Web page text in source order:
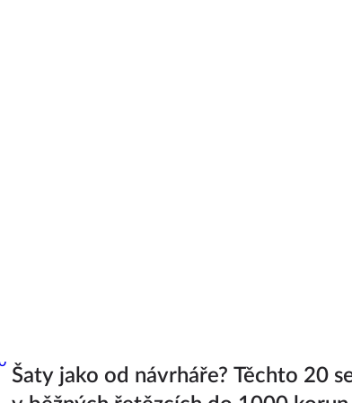
Šaty jako od návrháře? Těchto 20